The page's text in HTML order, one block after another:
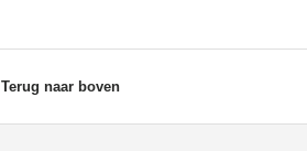
Terug naar boven